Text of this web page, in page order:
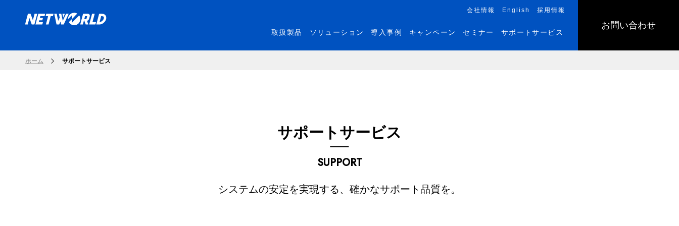
お問い合わせ
会社情報 English 採用情報
取扱製品 ソリューション 導入事例 キャンペーン セミナー サポートサービス
ホーム サポートサービス
SUPPORT
サポートサービス
システムの安定を実現する、確かなサポート品質を。